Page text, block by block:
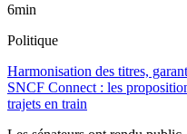
6min
Politique
Harmonisation des titres,
SNCF Connect : les
trajets en train